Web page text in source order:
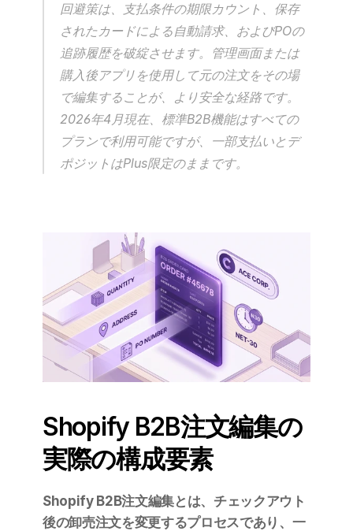
回避策は、支払条件の期限カウント、保存
されたカードによる自動請求、およびPOの
追跡履歴を破綻させます。管理画面または
購入後アプリを使用して元の注文をその場
で編集することが、より安全な経路です。
2026年4月現在、標準B2B機能はすべての
プランで利用可能ですが、一部支払いとデ
ポジットはPlus限定のままです。
Shopify B2B注文編集の
実際の構成要素
Shopify B2B注文編集とは、チェックアウト
後の卸売注文を変更するプロセスであり、一